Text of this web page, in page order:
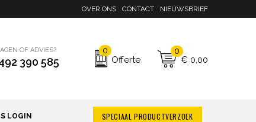
OVER ONS CONTACT NIEUWSBRIEF
OF ADVIES?
390 585
0
Offerte
0
€ 0,00
LOGIN SPECIAAL PRODUCTVERZOEK